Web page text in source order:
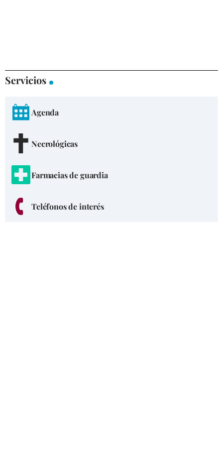
Servicios
Agenda
Necrológicas
Farmacias de guardia
Teléfonos de interés